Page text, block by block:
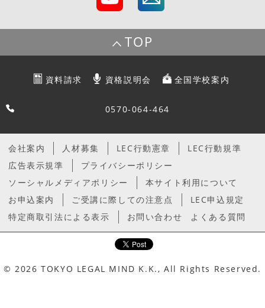
TOP
資料請求 資格説明会 全国学校案内
0570-064-464
会社案内 人材募集 LEC行動憲章
LEC行動規準
広告表示規準
プライバシーポリシー
ソーシャルメディアポリシー
本サイト利用について
お申込案内
ご受講に際しての注意点
LEC申込規定
特定商取引法による表示
お問い合わせ よくある質問
© 2026 TOKYO LEGAL MIND K.K., All Rights Reserved.